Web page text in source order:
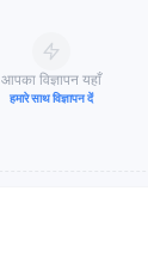
आपका विज्ञापन यहाँ
हमारे साथ विज्ञापन दें